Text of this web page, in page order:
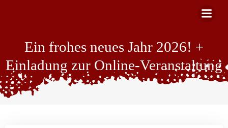
Ein frohes neues Jahr 2026! +
Einladung zur Online-Veranstaltung